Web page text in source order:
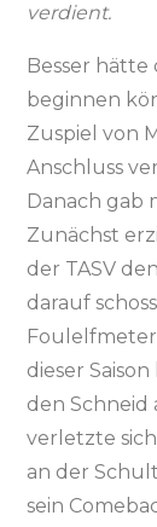
verdient.
Besser hätte
beginnen
Zuspiel von
Anschluss
Danach gab
Zunächst
der TASV
darauf
Foulelfmeter
dieser
den Schneid
verletzte
an der
sein